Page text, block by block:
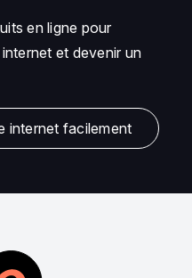
en ligne pour
et devenir un
internet facilement